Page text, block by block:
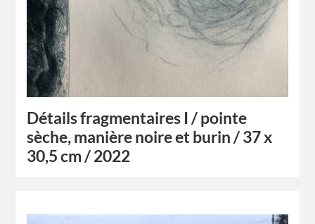
Détails fragmentaires I / pointe
sèche, manière noire et burin / 37 x
30,5 cm / 2022